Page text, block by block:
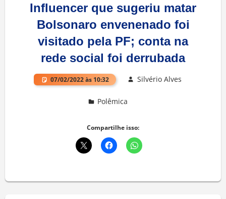
Influencer que sugeriu matar
Bolsonaro envenenado foi
visitado pela PF; conta na
rede social foi derrubada
07/02/2022 às 10:32 Silvério Alves
Polêmica
Compartilhe isso: